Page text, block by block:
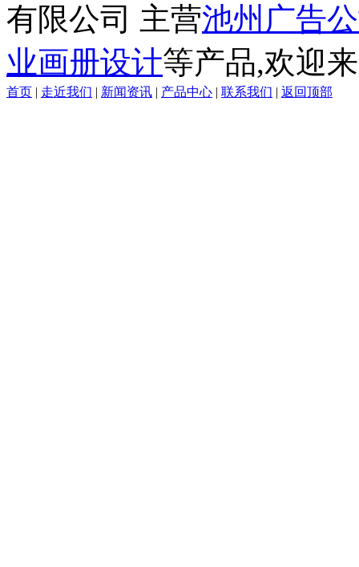
有限公司 主营池州广告
业画册设计等产品,欢迎
首页 | 走近我们 | 新闻资讯 | 产品中心 | 联系我们 | 返回顶部